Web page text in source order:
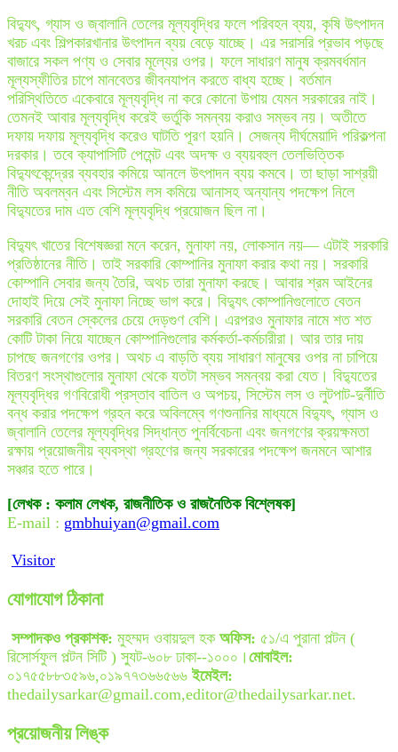
বিদ্যুৎ, গ্যাস ও জ্বালানি তেলের মূল্যবৃদ্ধির ফলে পরিবহন ব্যয়, কৃষি উৎপাদন
খরচ এবং শিল্পকারখানার উৎপাদন ব্যয় বেড়ে যাচ্ছে। এর সরাসরি প্রভাব পড়ছে
বাজারে সকল পণ্য ও সেবার মূল্যের ওপর। ফলে সাধারণ মানুষ ক্রমবর্ধমান
মূল্যস্ফীতির চাপে মানবেতর জীবনযাপন করতে বাধ্য হচ্ছে। বর্তমান
পরিস্থিতিতে একেবারে মূল্যবৃদ্ধি না করে কোনো উপায় যেমন সরকারের নাই।
তেমনই আবার মূল্যবৃদ্ধি করেই ভর্তুকি সমন্বয় করাও সম্ভব নয়। অতীতে
দফায় দফায় মূল্যবৃদ্ধি করেও ঘাটতি পূরণ হয়নি। সেজন্য দীর্ঘমেয়াদি পরিকল্পনা
দরকার। তবে ক্যাপাসিটি পেমেন্ট এবং অদক্ষ ও ব্যয়বহুল তেলভিত্তিক
বিদ্যুৎকেন্দ্রের ব্যবহার কমিয়ে আনলে উৎপাদন ব্যয় কমবে। তা ছাড়া সাশ্রয়ী
নীতি অবলম্বন এবং সিস্টেম লস কমিয়ে আনাসহ অন্যান্য পদক্ষেপ নিলে
বিদ্যুতের দাম এত বেশি মূল্যবৃদ্ধি প্রয়োজন ছিল না।
বিদ্যুৎ খাতের বিশেষজ্ঞরা মনে করেন, মুনাফা নয়, লোকসান নয়— এটাই সরকারি
প্রতিষ্ঠানের নীতি। তাই সরকারি কোম্পানির মুনাফা করার কথা নয়। সরকারি
কোম্পানি সেবার জন্য তৈরি, অথচ তারা মুনাফা করছে। আবার শ্রম আইনের
দোহাই দিয়ে সেই মুনাফা নিচ্ছে ভাগ করে। বিদ্যুৎ কোম্পানিগুলোতে বেতন
সরকারি বেতন স্কেলের চেয়ে দেড়গুণ বেশি। এরপরও মুনাফার নামে শত শত
কোটি টাকা নিয়ে যাচ্ছেন কোম্পানিগুলোর কর্মকর্তা-কর্মচারীরা। আর তার দায়
চাপছে জনগণের ওপর। অথচ এ বাড়তি ব্যয় সাধারণ মানুষের ওপর না চাপিয়ে
বিতরণ সংস্থাগুলোর মুনাফা থেকে যতটা সম্ভব সমন্বয় করা যেত। বিদ্যুতের
মূল্যবৃদ্ধির গণবিরোধী প্রস্তাব বাতিল ও অপচয়, সিস্টেম লস ও লুটপাট-দুর্নীতি
বন্ধ করার পদক্ষেপ গ্রহন করে অবিলম্বে গণশুনানির মাধ্যমে বিদ্যুৎ, গ্যাস ও
জ্বালানি তেলের মূল্যবৃদ্ধির সিদ্ধান্ত পুনর্বিবেচনা এবং জনগণের ক্রয়ক্ষমতা
রক্ষায় প্রয়োজনীয় ব্যবস্থা গ্রহণের জন্য সরকারের পদক্ষেপ জনমনে আশার
সঞ্চার হতে পারে।
[লেখক : কলাম লেখক, রাজনীতিক ও রাজনৈতিক বিশ্লেষক]
E-mail : gmbhuiyan@gmail.com
Visitor
যোগাযোগ ঠিকানা
সম্পাদকও প্রকাশক: মুহম্মদ ওবায়দুল হক অফিস: ৫১/এ পুরানা পল্টন (
রিসোর্সফুল পল্টন সিটি ) স্যুট-৬০৮ ঢাকা--১০০০। মোবাইল:
০১৭৫৫৮৮৩৫৯৬,০১৯৭৭৩৬৬৫৬৬ ইমেইল:
thedailysarkar@gmail.com,editor@thedailysarkar.net.
প্রয়োজনীয় লিঙ্ক